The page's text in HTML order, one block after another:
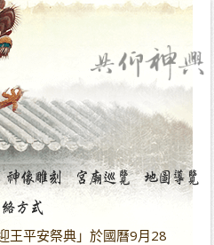
」於國曆9月28日～10月5日，